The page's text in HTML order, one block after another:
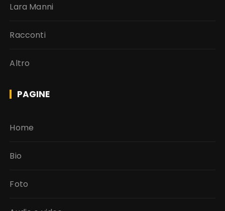
Lara Manni
Racconti
Altro
PAGINE
Home
Bio
Foto